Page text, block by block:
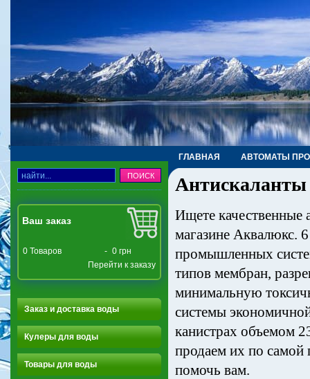
ГЛАВНАЯ АВТОМАТЫ
ТРУБЫ, ФИТИНГИ, КРАНЫ
Ваш заказ
0 Товаров - 0 грн
Перейти к заказу
Заказ и доставка воды
Кулеры для воды
Товары для воды
Антискаланты
Ищете качественные
магазине Аквалюкс.
промышленных
типов мембран,
минимальную
системы
канистрах объемом
продаем их по самой
помочь вам.